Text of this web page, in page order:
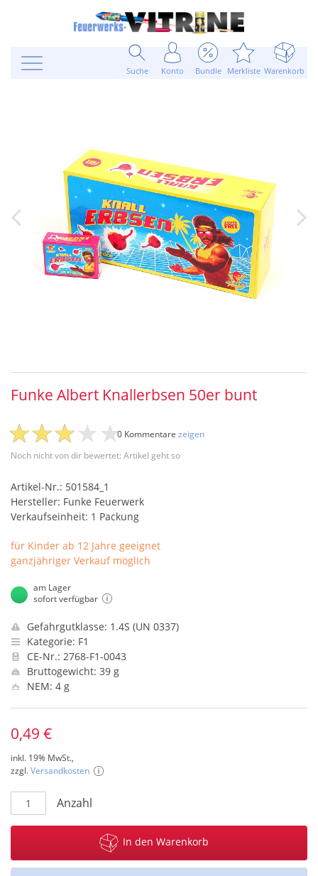
Suche Konto Bundle Merkliste Warenkorb
Funke Albert Knallerbsen 50er bunt
Noch nicht von dir bewertet: Artikel geht so
0 Kommentare zeigen
Artikel-Nr.: 501584_1
Hersteller: Funke Feuerwerk
Verkaufseinheit: 1 Packung
für Kinder ab 12 Jahre geeignet
ganzjähriger Verkauf möglich
am Lager
sofort verfügbar
Gefahrgutklasse: 1.4S (UN 0337)
Kategorie: F1
CE-Nr.: 2768-F1-0043
Bruttogewicht: 39 g
NEM: 4 g
0,49 €
inkl. 19% MwSt.,
zzgl.Versandkosten
Anzahl
In den Warenkorb